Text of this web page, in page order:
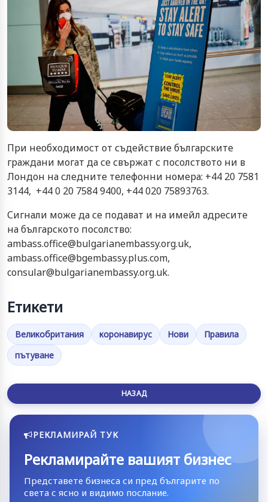
При необходимост от съдействие българските
граждани могат да се свържат с посолството ни в
Лондон на следните телефонни номера: +44 20 7581
3144, +44 0 20 7584 9400, +44 020 75893763.
Сигнали може да се подават и на имейл адресите
на българското посолство:
ambass.office@bulgarianembassy.org.uk,
ambass.office@bgembassy.plus.com,
consular@bulgarianembassy.org.uk.
Етикети
Великобритания коронавирус Нови
Правила
пътуване
НАЗАД
РЕКЛАМИРАЙ ТУК
Рекламирайте вашият бизнес
Представете бизнеса си пред българите по
света с ясно и видимо послание.